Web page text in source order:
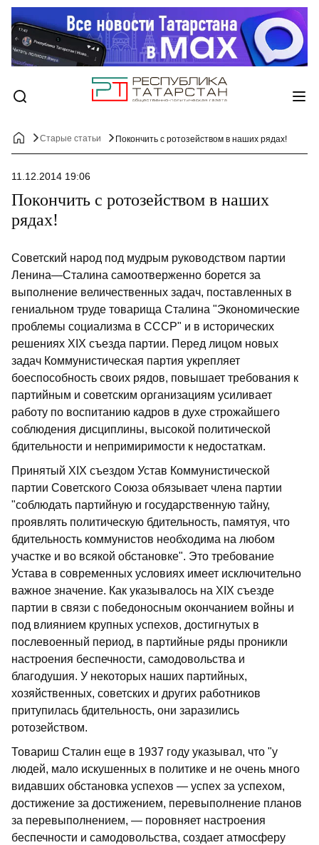
Старые статьи Покончить с ротозейством в наших рядах!
11.12.2014 19:06
Покончить с ротозейством в наших
рядах!
Советский народ под мудрым руководством партии
Ленина—Сталина самоотверженно борется за
выполнение величественных задач, поставленных в
гениальном труде товарища Сталина "Экономические
проблемы социализма в СССР" и в исторических
решениях XIX съезда партии. Перед лицом новых
задач Коммунистическая партия укрепляет
боеспособность своих рядов, повышает требования к
партийным и советским организациям усиливает
работу по воспитанию кадров в духе строжайшего
соблюдения дисциплины, высокой политической
бдительности и непримиримости к недостаткам.
Принятый XIX съездом Устав Коммунистической
партии Советского Союза обязывает члена партии
"соблюдать партийную и государственную тайну,
проявлять политическую бдительность, памятуя, что
бдительность коммунистов необходима на любом
участке и во всякой обстановке". Это требование
Устава в современных условиях имеет исключительно
важное значение. Как указывалось на XIX съезде
партии в связи с победоносным окончанием войны и
под влиянием крупных успехов, достигнутых в
послевоенный период, в партийные ряды проникли
настроения беспечности, самодовольства и
благодушия. У некоторых наших партийных,
хозяйственных, советских и других работников
притупилась бдительность, они заразились
ротозейством.
Товариш Сталин еще в 1937 году указывал, что "у
людей, мало искушенных в политике и не очень много
видавших обстановка успехов — успех за успехом,
достижение за достижением, перевыполнение планов
за перевыполнением, — поровняет настроения
беспечности и самодовольства, создает атмосферу